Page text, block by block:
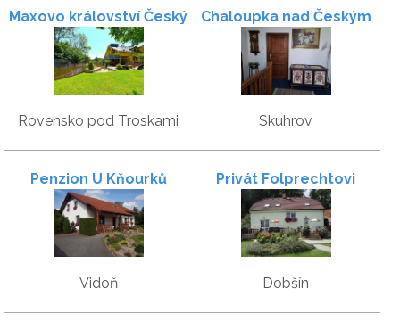
Maxovo království Český
ráj
Rovensko pod Troskami
Chaloupka nad Českým
rájem
Skuhrov
Penzion U Kňourků
Vidoň
Privát Folprechtovi
Dobšín